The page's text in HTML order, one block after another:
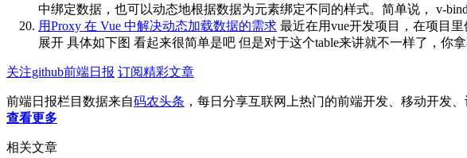
中绑定数据，也可以动态地根据数据为元素绑定不同的样式。简单说， v-
用Proxy 在 Vue 中解决动态加载数据的需求 最近在用vue开发项目，在项目
展开 具体如下图 看起来很简单是吧 但是对于这个table来讲就不一样了，
关注github前端日报 订阅精彩文章
前端日报栏目数据来自码农头条 ，每日分享互联网上热门的前端开发、移动开发
查看更多
相关文章